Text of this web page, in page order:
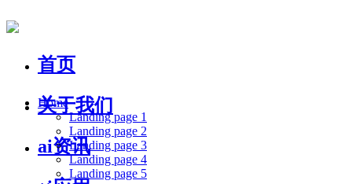
首页
关于我们
ai资讯
Home
Landing page 1
Landing page 2
Landing page 3
Landing page 4
Landing page 5